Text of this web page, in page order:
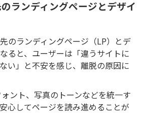
ランディングページとデザイ
のランディングページ（LP）とデ
ると、ユーザーは「違うサイトに
い」と不安を感じ、離脱の原因に
ント、写真のトーンなどを統一す
心してページを読み進めることが